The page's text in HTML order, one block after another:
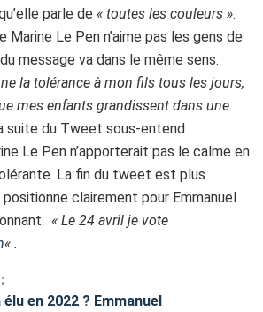
parle de « toutes les couleurs ».
Marine Le Pen n’aime pas les gens de
message va dans le même sens.
la tolérance à mon fils tous les jours,
mes enfants grandissent dans une
suite du Tweet sous-entend
Le Pen n’apporterait pas le calme en
La fin du tweet est plus
clairement pour Emmanuel
« Le 24 avril je vote
« .
en 2022 ? Emmanuel